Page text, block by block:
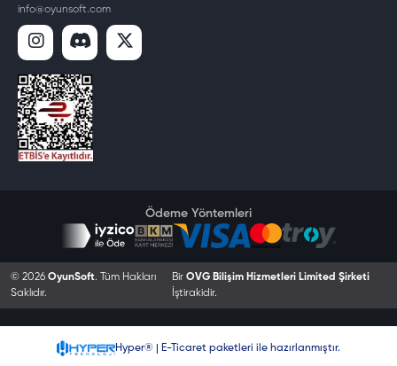
info@oyunsoft.com
Ödeme Yöntemleri
© 2026 OyunSoft. Tüm Hakları
Saklıdır.
Bir OVG Bilişim Hizmetleri Limited Şirketi
İştirakidir.
Hyper® | E-Ticaret paketleri ile hazırlanmıştır.